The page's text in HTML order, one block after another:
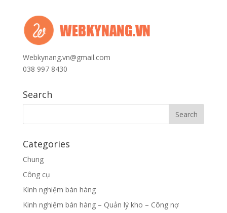
Webkynang.vn@gmail.com
038 997 8430
Search
Categories
Chung
Công cụ
Kinh nghiệm bán hàng
Kinh nghiệm bán hàng – Quản lý kho – Công nợ